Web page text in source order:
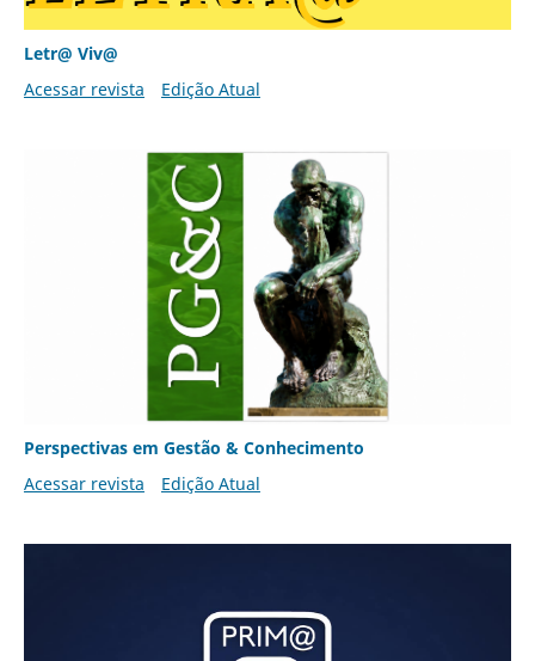
Letr@ Viv@
Acessar revista
Edição Atual
Perspectivas em Gestão & Conhecimento
Acessar revista
Edição Atual